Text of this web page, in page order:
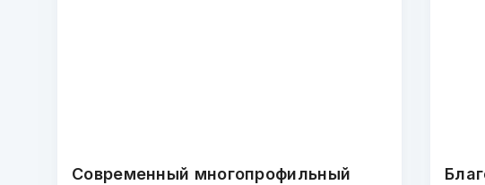
Современный многопрофильный